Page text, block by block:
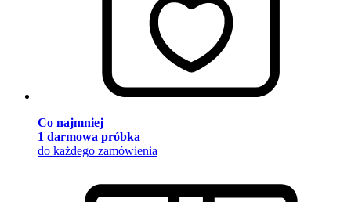
Co najmniej
1 darmowa próbka
do każdego zamówienia